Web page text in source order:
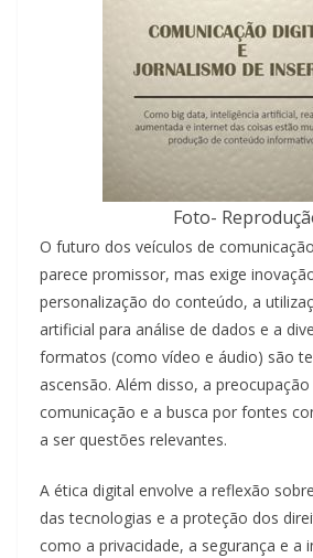
Foto-
O futuro dos veículos de
parece promissor, mas exige
personalização do conteúdo, a
artificial para análise de dados e a
formatos (como vídeo e áudio) são
ascensão. Além disso, a
comunicação e a busca por fontes
a ser questões relevantes.
A ética digital envolve a reflexão
das tecnologias e a proteção dos
como a privacidade, a segurança e a